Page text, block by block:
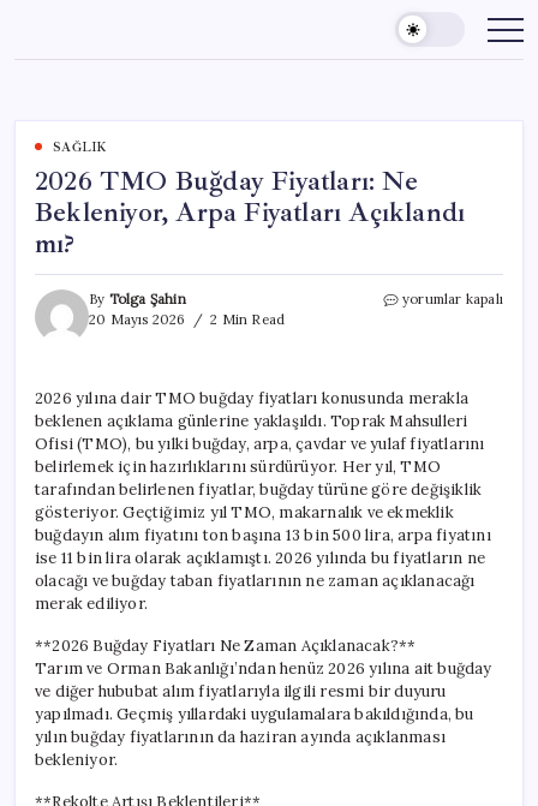
content
SAĞLIK
2026 TMO Buğday Fiyatları: Ne
Bekleniyor, Arpa Fiyatları Açıklandı
mı?
By Tolga Şahin
20 Mayıs 2026
2 Min Read
2026
Bekleniyor,
Arpa
Fiyatları
Açıklandı
mı?
yorumlar kapalı
2026 yılına dair TMO buğday fiyatları konusunda merakla
beklenen açıklama günlerine yaklaşıldı. Toprak Mahsulleri
Ofisi (TMO), bu yılki buğday, arpa, çavdar ve yulaf fiyatlarını
belirlemek için hazırlıklarını sürdürüyor. Her yıl, TMO
tarafından belirlenen fiyatlar, buğday türüne göre değişiklik
gösteriyor. Geçtiğimiz yıl TMO, makarnalık ve ekmeklik
buğdayın alım fiyatını ton başına 13 bin 500 lira, arpa fiyatını
ise 11 bin lira olarak açıklamıştı. 2026 yılında bu fiyatların ne
olacağı ve buğday taban fiyatlarının ne zaman açıklanacağı
merak ediliyor.
**2026 Buğday Fiyatları Ne Zaman Açıklanacak?**
Tarım ve Orman Bakanlığı’ndan henüz 2026 yılına ait buğday
ve diğer hububat alım fiyatlarıyla ilgili resmi bir duyuru
yapılmadı. Geçmiş yıllardaki uygulamalara bakıldığında, bu
yılın buğday fiyatlarının da haziran ayında açıklanması
bekleniyor.
**Rekolte Artışı Beklentileri**